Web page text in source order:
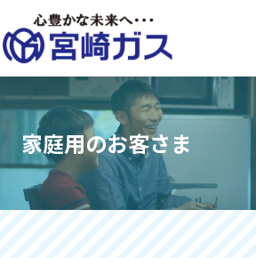
家庭用のお客さま